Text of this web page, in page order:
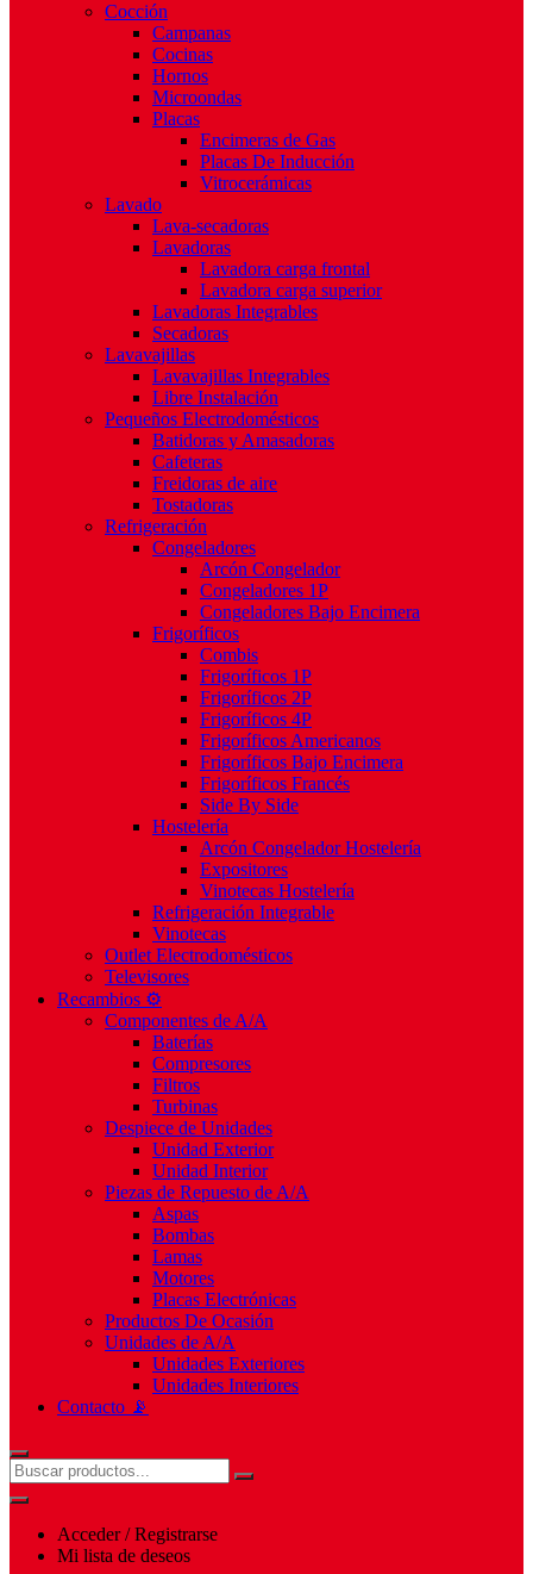
Cocción
Campanas
Cocinas
Hornos
Microondas
Placas
Encimeras de Gas
Placas De Inducción
Vitrocerámicas
Lavado
Lava-secadoras
Lavadoras
Lavadora carga frontal
Lavadora carga superior
Lavadoras Integrables
Secadoras
Lavavajillas
Lavavajillas Integrables
Libre Instalación
Pequeños Electrodomésticos
Batidoras y Amasadoras
Cafeteras
Freidoras de aire
Tostadoras
Refrigeración
Congeladores
Arcón Congelador
Congeladores 1P
Congeladores Bajo Encimera
Frigoríficos
Combis
Frigoríficos 1P
Frigoríficos 2P
Frigoríficos 4P
Frigoríficos Americanos
Frigoríficos Bajo Encimera
Frigoríficos Francés
Side By Side
Hostelería
Arcón Congelador Hostelería
Expositores
Vinotecas Hostelería
Refrigeración Integrable
Vinotecas
Outlet Electrodomésticos
Televisores
Recambios ⚙️
Componentes de A/A
Baterías
Compresores
Filtros
Turbinas
Despiece de Unidades
Unidad Exterior
Unidad Interior
Piezas de Repuesto de A/A
Aspas
Bombas
Lamas
Motores
Placas Electrónicas
Productos De Ocasión
Unidades de A/A
Unidades Exteriores
Unidades Interiores
Contacto 📡
Acceder / Registrarse
Mi lista de deseos